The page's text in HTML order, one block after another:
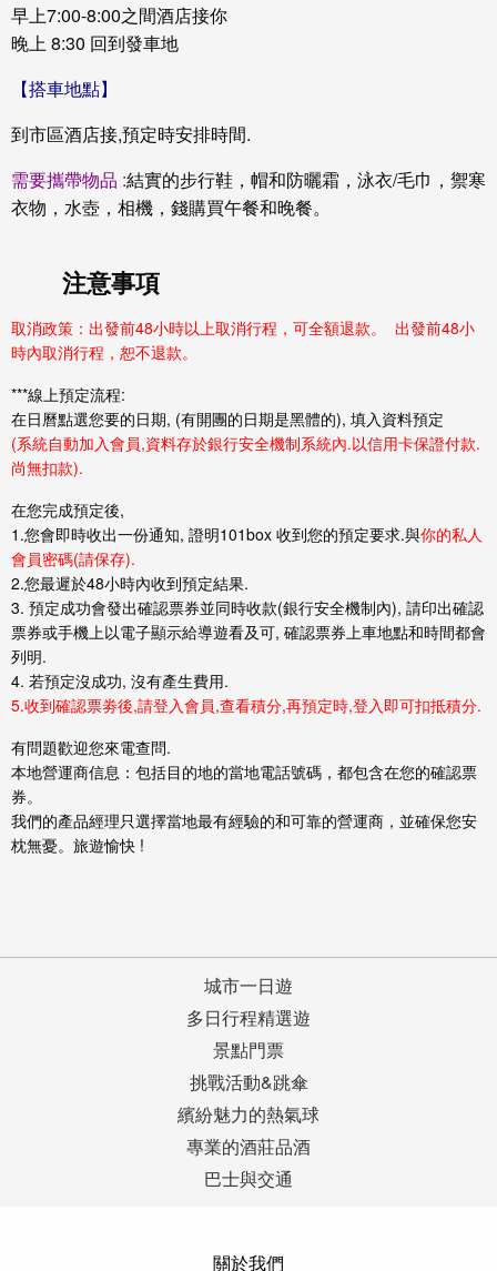
早上7:00-8:00之間酒店接你
晚上 8:30 回到發車地
【搭車地點】
到市區酒店接,預定時安排時間.
需要攜帶物品 :結實的步行鞋，帽和防曬霜，泳衣/毛巾，禦寒
衣物，水壺，相機，錢購買午餐和晚餐。
注意事項
取消政策：出發前48小時以上取消行程，可全額退款。 出發前48小
時內取消行程，恕不退款。
***線上預定流程:
在日曆點選您要的日期, (有開團的日期是黑體的), 填入資料預定
(系統自動加入會員,資料存於銀行安全機制系統內.以信用卡保證付款.
尚無扣款).
在您完成預定後,
1.您會即時收出一份通知, 證明101box 收到您的預定要求.與你的私人
會員密碼(請保存).
2.您最遲於48小時內收到預定結果.
3. 預定成功會發出確認票券並同時收款(銀行安全機制內), 請印出確認
票券或手機上以電子顯示給導遊看及可, 確認票券上車地點和時間都會
列明.
4. 若預定沒成功, 沒有產生費用.
5.收到確認票劵後,請登入會員,查看積分,再預定時,登入即可扣抵積分.
有問題歡迎您來電查問.
本地營運商信息：包括目的地的當地電話號碼，都包含在您的確認票
券。
我們的產品經理只選擇當地最有經驗的和可靠的營運商，並確保您安
枕無憂。旅遊愉快 !
城市一日遊
多日行程精選遊
景點門票
挑戰活動&跳傘
繽紛魅力的熱氣球
專業的酒莊品酒
巴士與交通
關於我們